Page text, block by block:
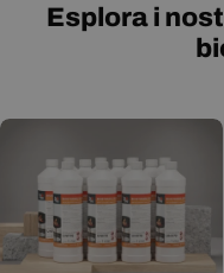
Esplora i